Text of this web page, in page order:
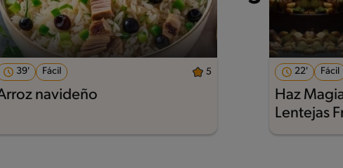
39' Fácil 5
navideño
22' Fácil
Haz
Lentejas